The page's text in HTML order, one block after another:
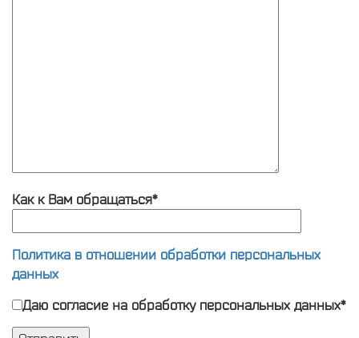
Как к Вам обращаться*
Политика в отношении обработки персональных
данных
Даю согласие на обработку персональных данных*